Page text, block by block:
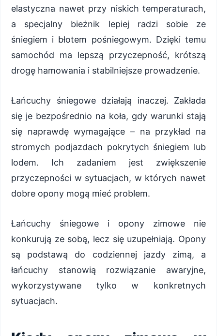
elastyczna nawet przy niskich temperaturach,
a specjalny bieżnik lepiej radzi sobie ze
śniegiem i błotem pośniegowym. Dzięki temu
samochód ma lepszą przyczepność, krótszą
drogę hamowania i stabilniejsze prowadzenie.
Łańcuchy śniegowe działają inaczej. Zakłada
się je bezpośrednio na koła, gdy warunki stają
się naprawdę wymagające – na przykład na
stromych podjazdach pokrytych śniegiem lub
lodem. Ich zadaniem jest zwiększenie
przyczepności w sytuacjach, w których nawet
dobre opony mogą mieć problem.
Łańcuchy śniegowe i opony zimowe nie
konkurują ze sobą, lecz się uzupełniają. Opony
są podstawą do codziennej jazdy zimą, a
łańcuchy stanowią rozwiązanie awaryjne,
wykorzystywane tylko w konkretnych
sytuacjach.